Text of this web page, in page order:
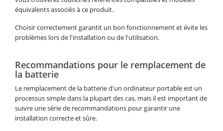
équivalents associés à ce produit.
Choisir correctement garantit un bon fonctionnement et évite les
problèmes lors de l'installation ou de l'utilisation.
Recommandations pour le remplacement de
la batterie
Le remplacement de la batterie d'un ordinateur portable est un
processus simple dans la plupart des cas, mais il est important de
suivre une série de recommandations pour garantir une
installation correcte et sûre.